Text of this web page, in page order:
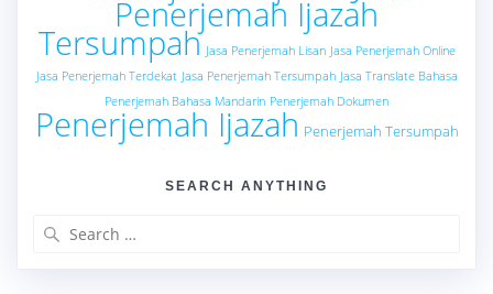
Penerjemah Ijazah
Tersumpah Jasa Penerjemah Lisan Jasa Penerjemah Online
Jasa Penerjemah Terdekat Jasa Penerjemah Tersumpah Jasa Translate Bahasa
Penerjemah Bahasa Mandarin Penerjemah Dokumen
Penerjemah Ijazah Penerjemah Tersumpah
SEARCH ANYTHING